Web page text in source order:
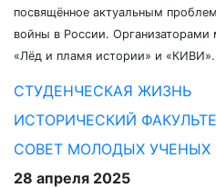
посвящённое актуальным
войны в России.
«Лёд и пламя истории» и «КИВИ».
СТУДЕНЧЕСКАЯ ЖИЗНЬ
ИСТОРИЧЕСКИЙ
СОВЕТ МОЛОДЫХ УЧЕНЫХ
28 апреля 2025